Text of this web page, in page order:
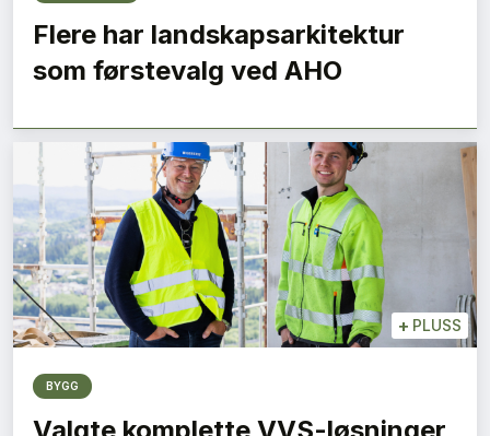
Flere har landskapsarkitektur
som førstevalg ved AHO
+ PLUSS
BYGG